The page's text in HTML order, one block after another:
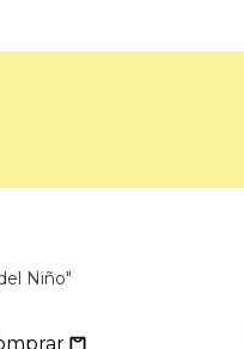
Niño"